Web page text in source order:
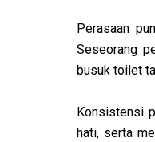
Perasaan
Seseorang
busuk toilet
Konsistensi
hati, serta